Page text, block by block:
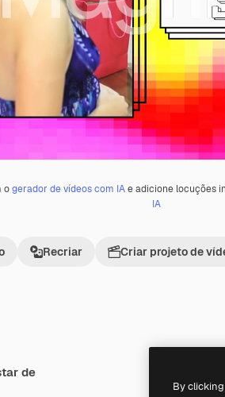
ogerador de vídeos com IAe adicione locuções
IA
Recriar Criar projeto de
de
By